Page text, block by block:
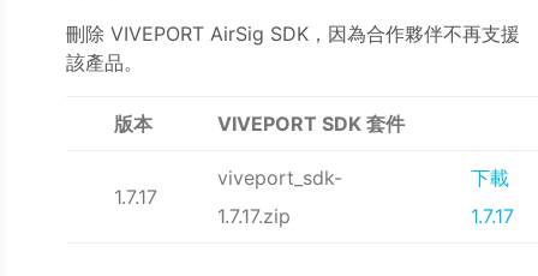
刪除 VIVEPORT AirSig SDK，因為合作夥伴不再支援
該產品。
版本 VIVEPORT SDK 套件
1.7.17
viveport_sdk-
1.7.17.zip
下載
1.7.17